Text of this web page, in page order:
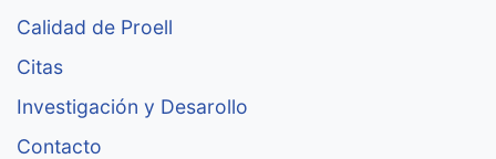
Calidad de Proell
Citas
Investigación y Desarollo
Contacto